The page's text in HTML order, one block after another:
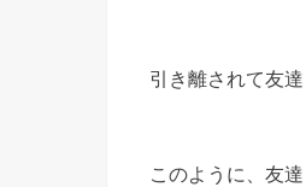
引き離されて友
このように、友